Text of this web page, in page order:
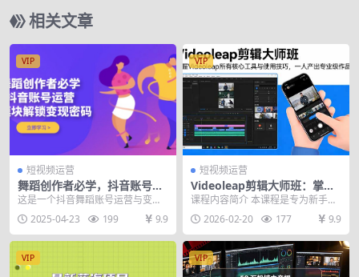
相关文章
VIP
短视频运营
舞蹈创作者必学，抖音账号运
营，多模块解锁变现密码
这是一个抖音舞蹈账号运营与变现
实战课，专为舞蹈创作者设计，旨
在系统化解决账号运营...
2025-04-23 199 9.9
VIP
短视频运营
Videoleap剪辑大师班：掌握
Videoleap所有核心工具与使
用技巧，一人产出专业级作品
课程内容简介 本课程是专为新手小
白录制的Videoleap手机剪辑工具完
全教程，...
2026-02-20 177 9.9
VIP VIP